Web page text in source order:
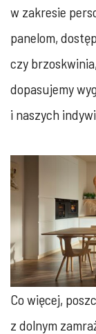
w zakresie
panelom,
czy
dopasujemy
i naszych
Co więcej,
z dolnym